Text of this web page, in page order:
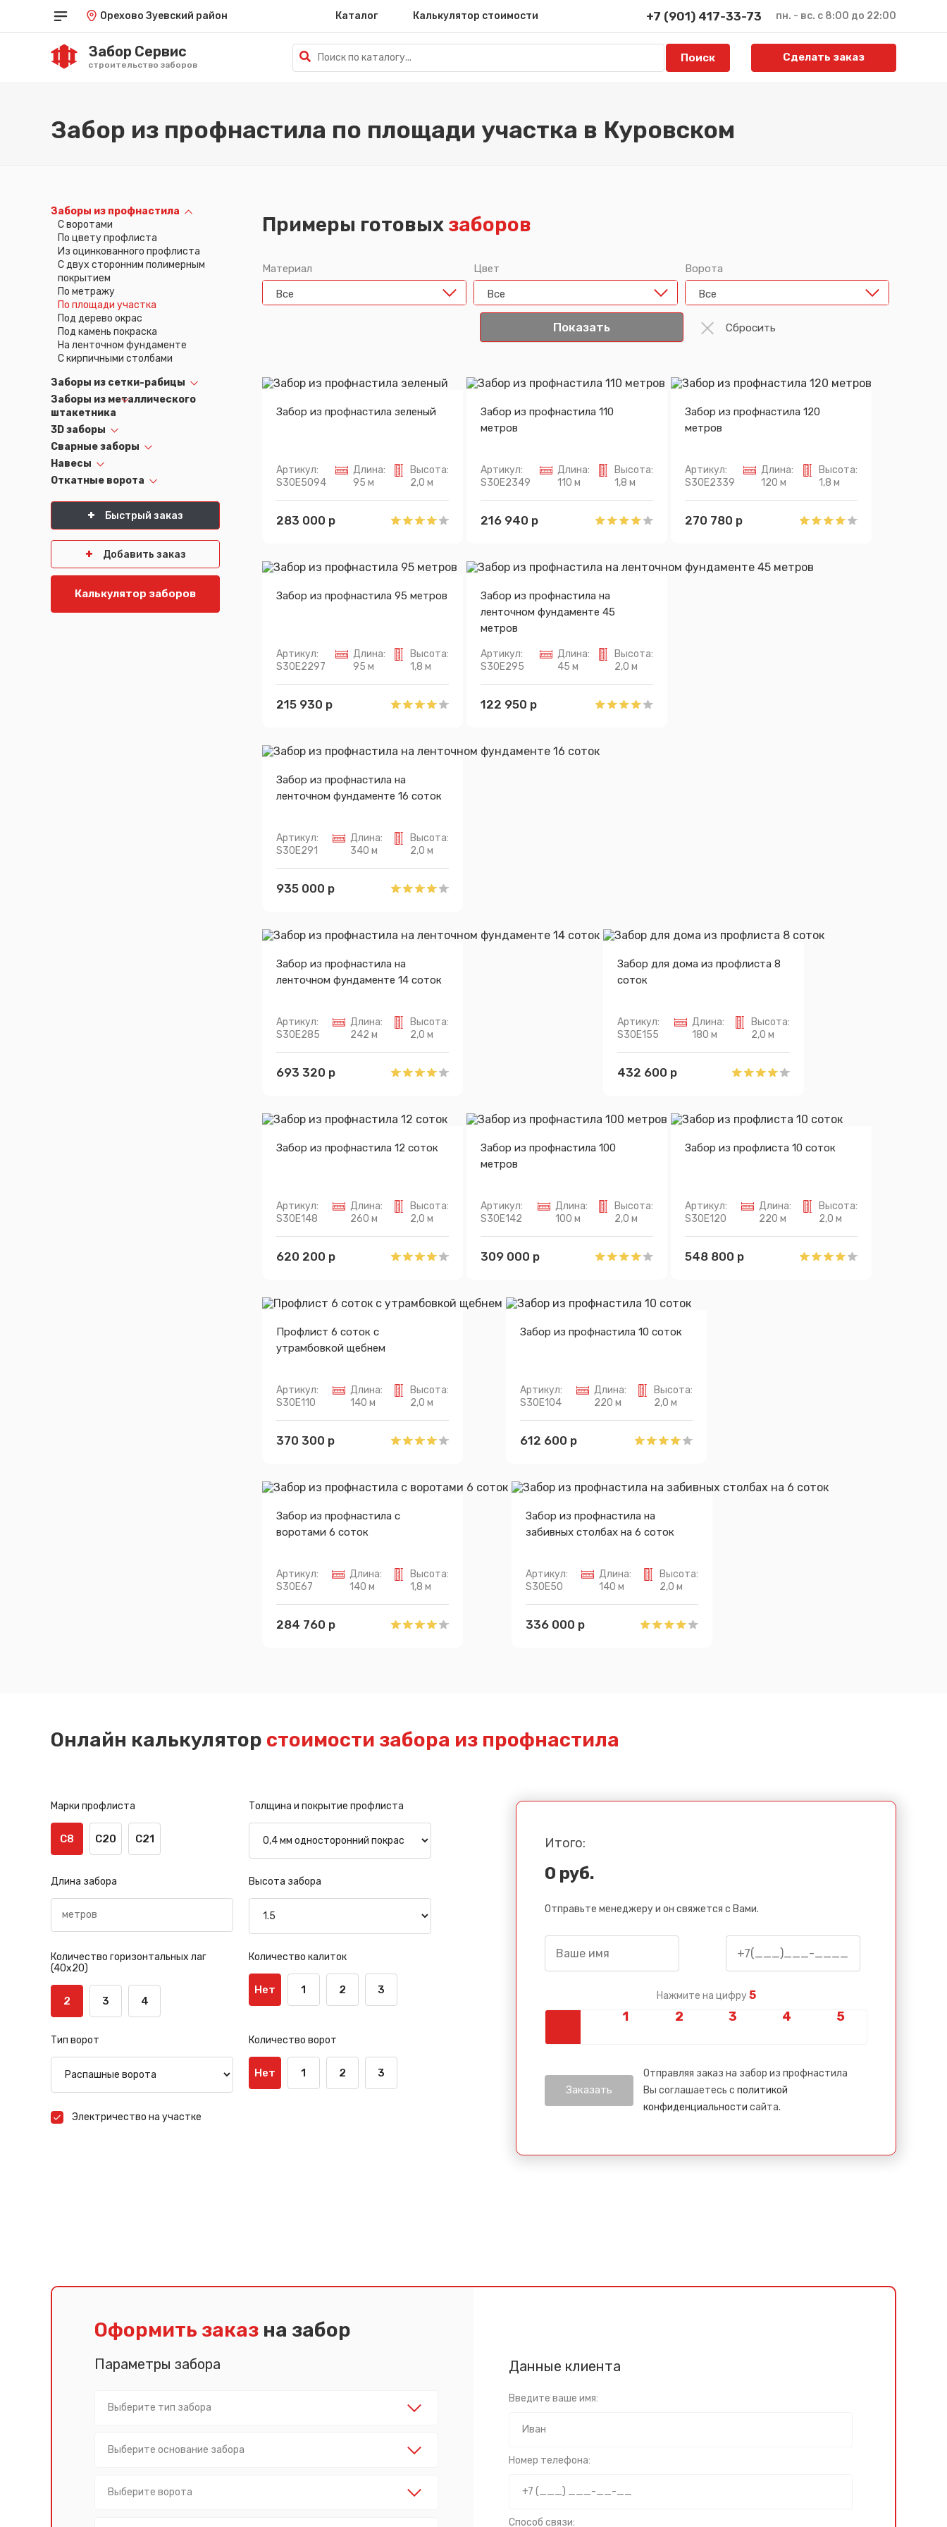
Орехово Зуевский район Каталог Калькулятор стоимости +7 (901) 417-33-73 пн. - вс. с 8:00 до 22:00
Махачкала
Оренбург
Петрозаводск
Петропавловск-Камчатский
Ростов-на-Дону
Саранск
Ставрополь
Тамбов
Хабаровск
Чебоксары
Челябинск
Якутск
Забор Сервис
строительство заборов
Сделать заказ
Забор из профнастила по площади участка в Куровском
Заборы из профнастила
C воротами
По цвету профлиста
Из оцинкованного профлиста
С двух сторонним полимерным
покрытием
По метражу
По площади участка
Под дерево окрас
Под камень покраска
На ленточном фундаменте
С кирпичными столбами
Заборы из сетки-рабицы
Заборы из металлического
штакетника
3D заборы
Сварные заборы
Навесы
Откатные ворота
Быстрый заказ
Добавить заказ
Калькулятор заборов
Примеры готовых заборов
Материал
Все
Цвет
Все
Ворота
Все
Забор из профнастила зеленый
Артикул:
S30E5094
Длина:
95 м
Высота:
2,0 м
283 000 р
Забор из профнастила 110
метров
Артикул:
S30E2349
Длина:
110 м
Высота:
1,8 м
216 940 р
Забор из профнастила 120
метров
Артикул:
S30E2339
Длина:
120 м
Высота:
1,8 м
270 780 р
Забор из профнастила 95 метров
Артикул:
S30E2297
Длина:
95 м
Высота:
1,8 м
215 930 р
Забор из профнастила на
ленточном фундаменте 45
метров
Артикул:
S30E295
Длина:
45 м
Высота:
2,0 м
122 950 р
Забор из профнастила на
ленточном фундаменте 16 соток
Артикул:
S30E291
Длина:
340 м
Высота:
2,0 м
935 000 р
Забор из профнастила на
ленточном фундаменте 14 соток
Артикул:
S30E285
Длина:
242 м
Высота:
2,0 м
693 320 р
Забор для дома из профлиста 8
соток
Артикул:
S30E155
Длина:
180 м
Высота:
2,0 м
432 600 р
Забор из профнастила 12 соток
Артикул:
S30E148
Длина:
260 м
Высота:
2,0 м
620 200 р
Забор из профнастила 100
метров
Артикул:
S30E142
Длина:
100 м
Высота:
2,0 м
309 000 р
Забор из профлиста 10 соток
Артикул:
S30E120
Длина:
220 м
Высота:
2,0 м
548 800 р
Профлист 6 соток с
утрамбовкой щебнем
Артикул:
S30E110
Длина:
140 м
Высота:
2,0 м
370 300 р
Забор из профнастила 10 соток
Артикул:
S30E104
Длина:
220 м
Высота:
2,0 м
612 600 р
Забор из профнастила с
воротами 6 соток
Артикул:
S30E67
Длина:
140 м
Высота:
1,8 м
284 760 р
Забор из профнастила на
забивных столбах на 6 соток
Артикул:
S30E50
Длина:
140 м
Высота:
2,0 м
336 000 р
Онлайн калькулятор стоимости забора из профнастила
Марки профлиста
С8 С20 С21
Толщина и покрытие профлиста
Длина забора Высота забора
Количество горизонтальных лаг
(40х20)
2 3 4
Количество калиток
Нет 1 2 3
Тип ворот Количество ворот
Нет 1 2 3
Электричество на участке
Итого:
0 руб.
Отправьте менеджеру и он свяжется с Вами.
Нажмите на цифру 5
Отправляя заказ на забор из профнастила
Вы соглашаетесь с политикой
конфиденциальности сайта.
Оформить заказ на забор
Параметры забора Данные клиента
Введите ваше имя:
Номер телефона:
Способ связи:
Сообщение успешно отправлено